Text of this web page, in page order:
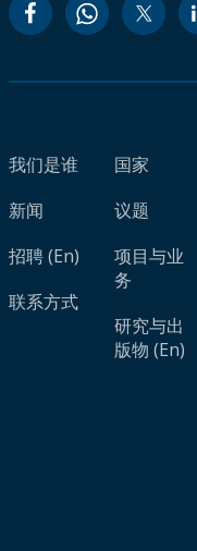
我们是谁
新闻
招聘 (En)
联系方式
国家
议题
项目与业
务
研究与出
版物 (En)